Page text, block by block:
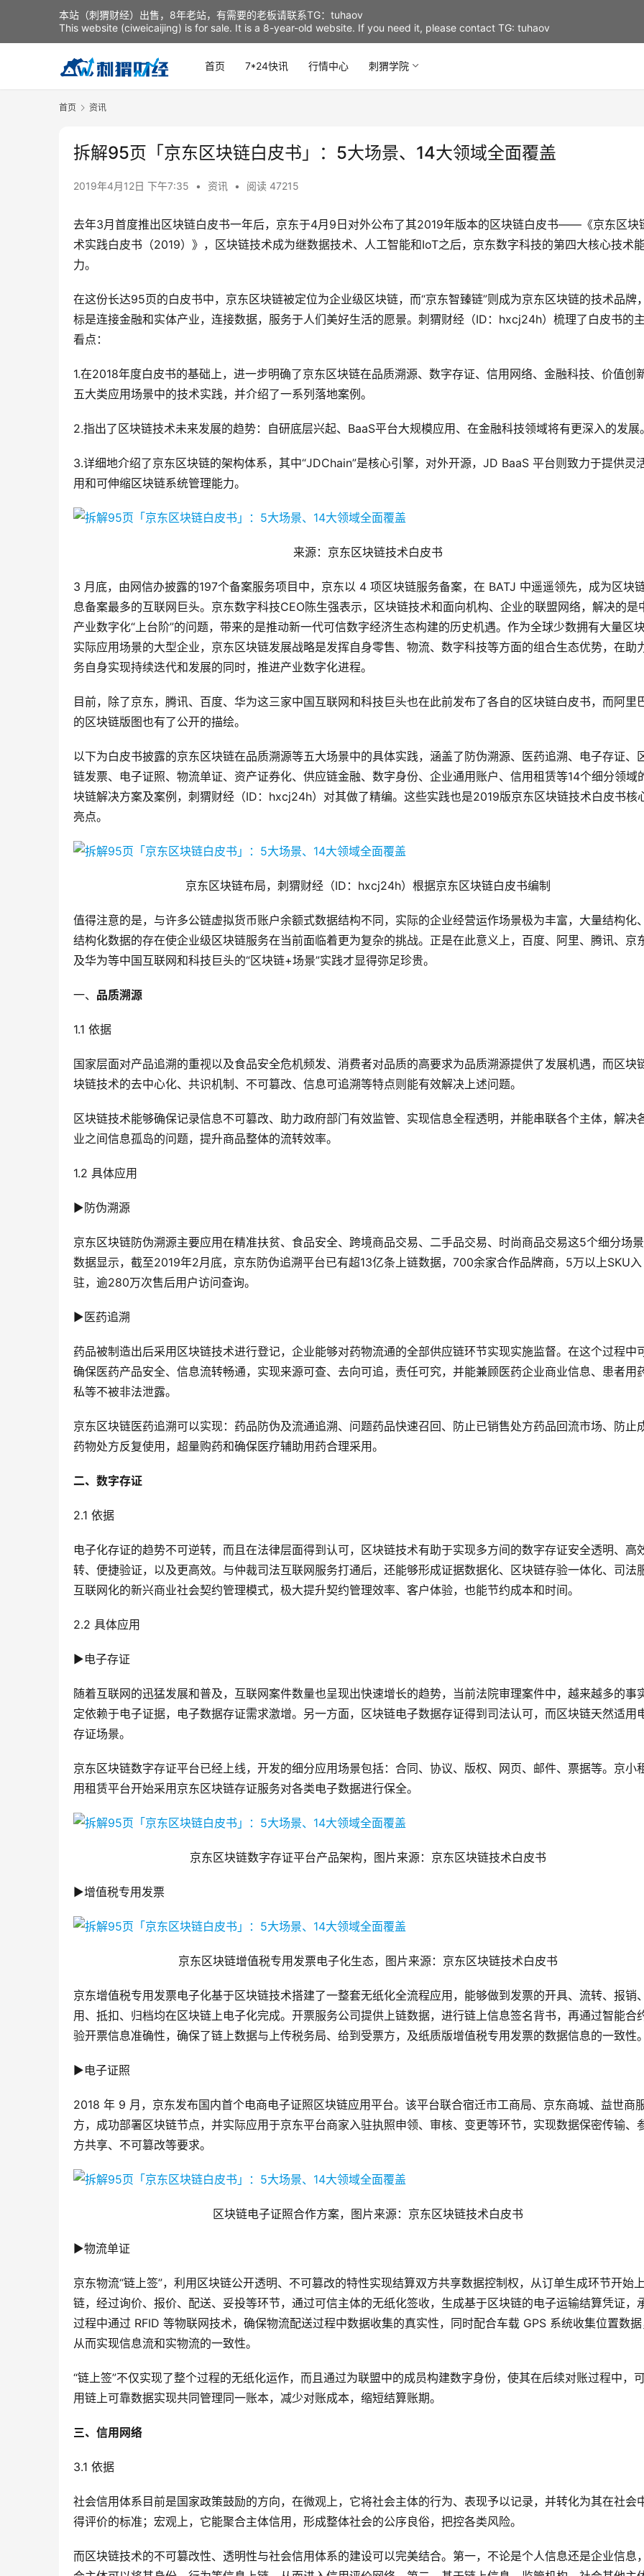
首页 7*24快讯 行情中心 刺猬学院
首页 资讯
拆解95页「京东区块链白皮书」：5大场景、14大领域全面覆盖
2019年4月12日 下午7:35 • 资讯 • 阅读 47215
去年3月首度推出区块链白皮书一年后，京东于4月9日对外公布了其2019年版本的区块链白皮书——《京东区块
术实践白皮书（2019）》，区块链技术成为继数据技术、人工智能和IoT之后，京东数字科技的第四大核心技术
力。
在这份长达95页的白皮书中，京东区块链被定位为企业级区块链，而“京东智臻链”则成为京东区块链的技术品牌
标是连接金融和实体产业，连接数据，服务于人们美好生活的愿景。刺猬财经（ID：hxcj24h）梳理了白皮书的
看点：
1.在2018年度白皮书的基础上，进一步明确了京东区块链在品质溯源、数字存证、信用网络、金融科技、价值创
五大类应用场景中的技术实践，并介绍了一系列落地案例。
2.指出了区块链技术未来发展的趋势：自研底层兴起、BaaS平台大规模应用、在金融科技领域将有更深入的发展。
3.详细地介绍了京东区块链的架构体系，其中“JDChain”是核心引擎，对外开源，JD BaaS 平台则致力于提供灵
用和可伸缩区块链系统管理能力。
来源：京东区块链技术白皮书
3 月底，由网信办披露的197个备案服务项目中，京东以 4 项区块链服务备案，在 BATJ 中遥遥领先，成为区块
息备案最多的互联网巨头。京东数字科技CEO陈生强表示，区块链技术和面向机构、企业的联盟网络，解决的是
产业数字化“上台阶”的问题，带来的是推动新一代可信数字经济生态构建的历史机遇。作为全球少数拥有大量区
实际应用场景的大型企业，京东区块链发展战略是发挥自身零售、物流、数字科技等方面的组合生态优势，在助
务自身实现持续迭代和发展的同时，推进产业数字化进程。
目前，除了京东，腾讯、百度、华为这三家中国互联网和科技巨头也在此前发布了各自的区块链白皮书，而阿里
的区块链版图也有了公开的描绘。
以下为白皮书披露的京东区块链在品质溯源等五大场景中的具体实践，涵盖了防伪溯源、医药追溯、电子存证、
链发票、电子证照、物流单证、资产证券化、供应链金融、数字身份、企业通用账户、信用租赁等14个细分领域
块链解决方案及案例，刺猬财经（ID：hxcj24h）对其做了精编。这些实践也是2019版京东区块链技术白皮书核
亮点。
京东区块链布局，刺猬财经（ID：hxcj24h）根据京东区块链白皮书编制
值得注意的是，与许多公链虚拟货币账户余额式数据结构不同，实际的企业经营运作场景极为丰富，大量结构化
结构化数据的存在使企业级区块链服务在当前面临着更为复杂的挑战。正是在此意义上，百度、阿里、腾讯、京
及华为等中国互联网和科技巨头的“区块链+场景”实践才显得弥足珍贵。
一、​ 品质溯源
1.1 依据
国家层面对产品追溯的重视以及食品安全危机频发、消费者对品质的高要求为品质溯源提供了发展机遇，而区块
块链技术的去中心化、共识机制、不可篡改、信息可追溯等特点则能有效解决上述问题。
区块链技术能够确保记录信息不可篡改、助力政府部门有效监管、实现信息全程透明，并能串联各个主体，解决
业之间信息孤岛的问题，提升商品整体的流转效率。
1.2 具体应用
▶防伪溯源
京东区块链防伪溯源主要应用在精准扶贫、食品安全、跨境商品交易、二手品交易、时尚商品交易这5个细分场景
数据显示，截至2019年2月底，京东防伪追溯平台已有超13亿条上链数据，700余家合作品牌商，5万以上SKU入
驻，逾280万次售后用户访问查询。
▶医药追溯
药品被制造出后采用区块链技术进行登记，企业能够对药物流通的全部供应链环节实现实施监督。在这个过程中
确保医药产品安全、信息流转畅通，实现来源可查、去向可追，责任可究，并能兼顾医药企业商业信息、患者用
私等不被非法泄露。
京东区块链医药追溯可以实现：药品防伪及流通追溯、问题药品快速召回、防止已销售处方药品回流市场、防止
药物处方反复使用，超量购药和确保医疗辅助用药合理采用。
​二、数字存证
2.1 依据
电子化存证的趋势不可逆转，而且在法律层面得到认可，区块链技术有助于实现多方间的数字存证安全透明、高
转、便捷验证，以及更高效。与仲裁司法互联网服务打通后，还能够形成证据数据化、区块链存验一体化、司法
互联网化的新兴商业社会契约管理模式，极大提升契约管理效率、客户体验，也能节约成本和时间。
2.2 具体应用
▶电子存证
随着互联网的迅猛发展和普及，互联网案件数量也呈现出快速增长的趋势，当前法院审理案件中，越来越多的事
定依赖于电子证据，电子数据存证需求激增。另一方面，区块链电子数据存证得到司法认可，而区块链天然适用
存证场景。
京东区块链数字存证平台已经上线，开发的细分应用场景包括：合同、协议、版权、网页、邮件、票据等。京小
用租赁平台开始采用京东区块链存证服务对各类电子数据进行保全。
京东区块链数字存证平台产品架构，图片来源：京东区块链技术白皮书
▶增值税专用发票
京东区块链增值税专用发票电子化生态，图片来源：京东区块链技术白皮书
京东增值税专用发票电子化基于区块链技术搭建了一整套无纸化全流程应用，能够做到发票的开具、流转、报销
用、抵扣、归档均在区块链上电子化完成。开票服务公司提供上链数据，进行链上信息签名背书，再通过智能合
验开票信息准确性，确保了链上数据与上传税务局、给到受票方，及纸质版增值税专用发票的数据信息的一致性。
▶电子证照
2018 年 9 月，京东发布国内首个电商电子证照区块链应用平台。该平台联合宿迁市工商局、京东商城、益世商
方，成功部署区块链节点，并实际应用于京东平台商家入驻执照申领、审核、变更等环节，实现数据保密传输、
方共享、不可篡改等要求。
区块链电子证照合作方案，图片来源：京东区块链技术白皮书
▶物流单证
京东物流“链上签”，利用区块链公开透明、不可篡改的特性实现结算双方共享数据控制权，从订单生成环节开始上
链，经过询价、报价、配送、妥投等环节，通过可信主体的无纸化签收，生成基于区块链的电子运输结算凭证，
过程中通过 RFID 等物联网技术，确保物流配送过程中数据收集的真实性，同时配合车载 GPS 系统收集位置数据
从而实现信息流和实物流的一致性。
“链上签”不仅实现了整个过程的无纸化运作，而且通过为联盟中的成员构建数字身份，使其在后续对账过程中，
用链上可靠数据实现共同管理同一账本，减少对账成本，缩短结算账期。
​三、信用网络
3.1 依据
社会信用体系目前是国家政策鼓励的方向，在微观上，它将社会主体的行为、表现予以记录，并转化为其在社会
得评价的标准；宏观上，它能聚合主体信用，形成整体社会的公序良俗，把控各类风险。
而区块链技术的不可篡改性、透明性与社会信用体系的建设可以完美结合。第一，不论是个人信息还是企业信息
本站（刺猬财经）出售，8年老站，有需要的老板请联系TG：tuhaov
This website (ciweicaijing) is for sale. It is a 8-year-old website. If you need it, please contact TG: tuhaov